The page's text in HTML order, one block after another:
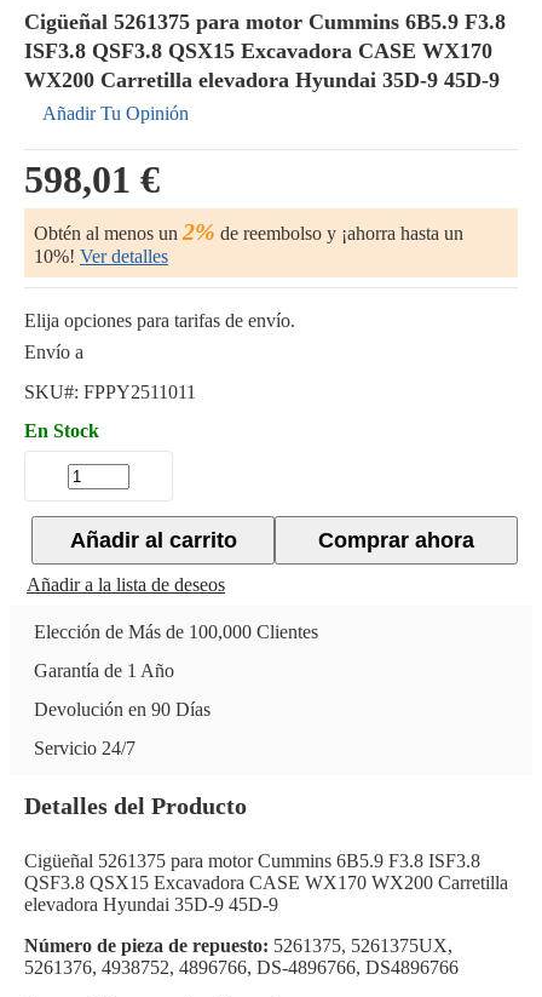
Cigüeñal 5261375 para motor Cummins 6B5.9 F3.8
ISF3.8 QSF3.8 QSX15 Excavadora CASE WX170
WX200 Carretilla elevadora Hyundai 35D-9 45D-9
Añadir Tu Opinión
598,01 €
Obtén al menos un 2% de reembolso y ¡ahorra hasta un
10%! Ver detalles
Elija opciones para tarifas de envío.
Envío a
SKU#: FPPY2511011
En Stock
Comprar ahora
Añadir al carrito
Añadir a la lista de deseos
Elección de Más de 100,000 Clientes
Garantía de 1 Año
Devolución en 90 Días
Servicio 24/7
Detalles del Producto
Cigüeñal 5261375 para motor Cummins 6B5.9 F3.8 ISF3.8
QSF3.8 QSX15 Excavadora CASE WX170 WX200 Carretilla
elevadora Hyundai 35D-9 45D-9
Número de pieza de repuesto: 5261375, 5261375UX,
5261376, 4938752, 4896766, DS-4896766, DS4896766